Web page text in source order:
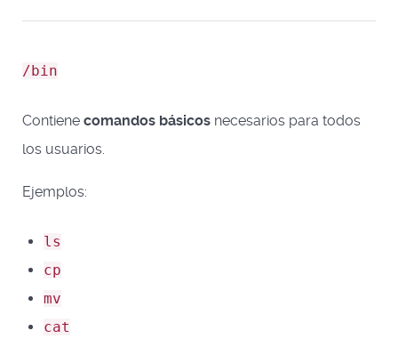
/bin
Contiene comandos básicos necesarios para todos
los usuarios.
Ejemplos:
ls
cp
mv
cat